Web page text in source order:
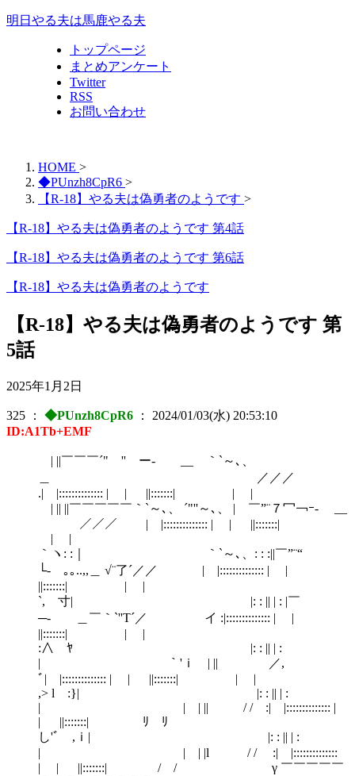
明日やる夫は馬鹿やる夫
トップページ
まとめアンケート
Twitter
RSS
お問い合わせ
HOME >
◆PUnzh8CpR6 >
【R-18】やる夫は偽勇者のようです >
【R-18】やる夫は偽勇者のようです 第4話
【R-18】やる夫は偽勇者のようです 第6話
【R-18】やる夫は偽勇者のようです
【R-18】やる夫は偽勇者のようです 第
5話
2025年1月2日
325 ： ◆PUnzh8CpR6 ： 2024/01/03(水) 20:53:10
ID:A1Tb+EMF
| ||￣￣￣´" '' ー- __ ｀`～､、
＿ ／／／
.| |:::::::::::::: | | ||:::::::| | |
| || ||￣￣￣￣￣｀`～､、 ´"''～､、 | ￣”¨７冖￢ｰ- __
／／／ | |:::::::::::::: | | ||:::::::|
| |
｀ヽ: :｜ ｀`～､、: : :||￣”¨“
└- ｡｡..,,＿ √¨了´／／ | |:::::::::::::: | |
||:::::::| | |
`, 寸| |: : || | : |￣
─- ＿￣｀`''T´／ イ :|:::::::::::::: | |
||:::::::| | |
:∧ ﾔ |: : || | :
| ￣｀'ｉ | || ／,
ﾞ| |:::::::::::::: | | ||:::::::| | |
,> l :}| |: : || | :
| | | || / / :| |:::::::::::::: |
| ||:::::::| ﾘ ﾘ
し'ﾞ ,ｉ| |: : || | :
| | | |l / / :| |::::::::::::::
| | ||:::::::| / / γ ￣￣￣￣￣